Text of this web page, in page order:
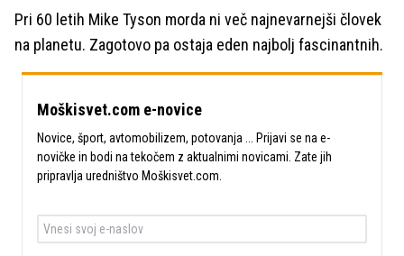
Pri 60 letih Mike Tyson morda ni več najnevarnejši človek
na planetu. Zagotovo pa ostaja eden najbolj fascinantnih.
Moškisvet.com e-novice
Novice, šport, avtomobilizem, potovanja ... Prijavi se na e-
novičke in bodi na tekočem z aktualnimi novicami. Zate jih
pripravlja uredništvo Moškisvet.com.